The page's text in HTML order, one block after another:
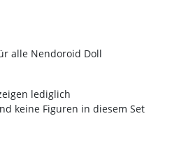
alle Nendoroid Doll
lediglich
keine Figuren in diesem Set